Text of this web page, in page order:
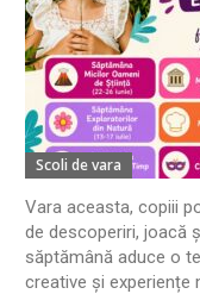
Scoli de vara
Vara aceasta, copiii
de descoperiri, joacă
săptămână aduce o
creative și experiențe